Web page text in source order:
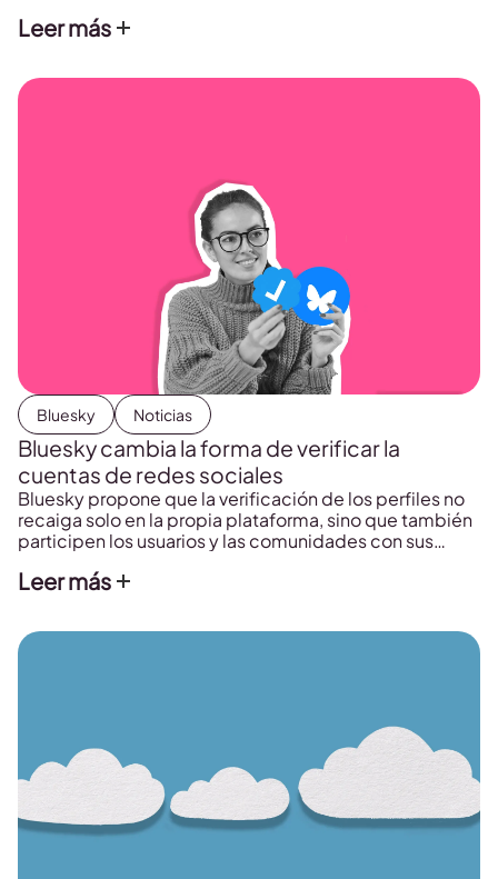
conectar con tu audiencia.
Leer más
Bluesky Noticias
Bluesky cambia la forma de verificar la
cuentas de redes sociales
Bluesky propone que la verificación de los perfiles no
recaiga solo en la propia plataforma, sino que también
participen los usuarios y las comunidades con sus
Leer más